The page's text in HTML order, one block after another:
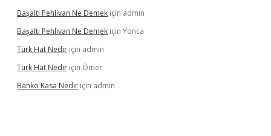
Başaltı Pehlivan Ne Demek için admin
Başaltı Pehlivan Ne Demek için Yonca
Türk Hat Nedir için admin
Türk Hat Nedir için Ömer
Banko Kasa Nedir için admin